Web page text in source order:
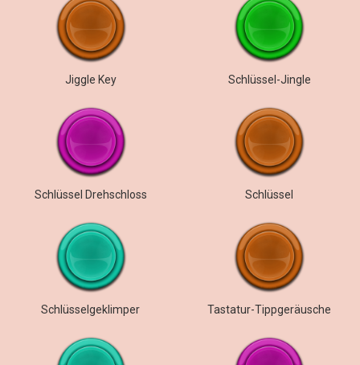
Jiggle Key Schlüssel-Jingle
Schlüssel Drehschloss Schlüssel
Schlüsselgeklimper Tastatur-Tippgeräusche